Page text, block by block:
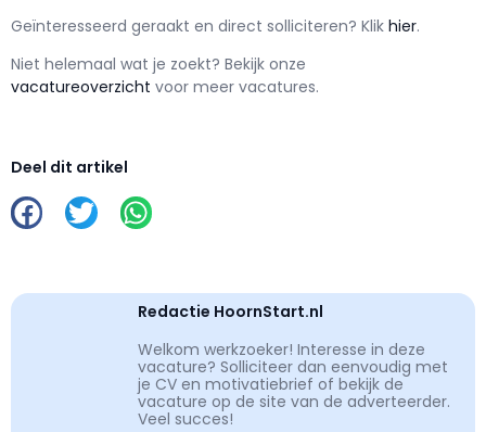
Geïnteresseerd geraakt en direct solliciteren? Klik hier.
Niet helemaal wat je zoekt? Bekijk onze
vacatureoverzicht voor meer vacatures.
Deel dit artikel
Redactie HoornStart.nl
Welkom werkzoeker! Interesse in deze
vacature? Solliciteer dan eenvoudig met
je CV en motivatiebrief of bekijk de
vacature op de site van de adverteerder.
Veel succes!